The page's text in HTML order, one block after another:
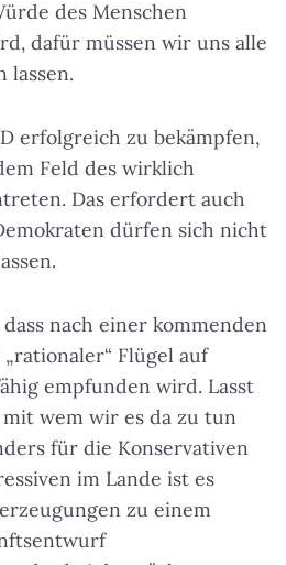
des Menschen
dafür müssen wir uns alle
lassen.
erfolgreich zu bekämpfen,
Feld des wirklich
Das erfordert auch
dürfen sich nicht
nach einer kommenden
Flügel auf
empfunden wird. Lasst
wem wir es da zu tun
für die Konservativen
im Lande ist es
zu einem